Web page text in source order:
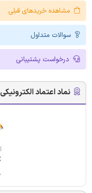
مشاهده خریدهای قبلی
سوالات متداول
درخواست پشتیبانی
نماد اعتماد الکترونیکی